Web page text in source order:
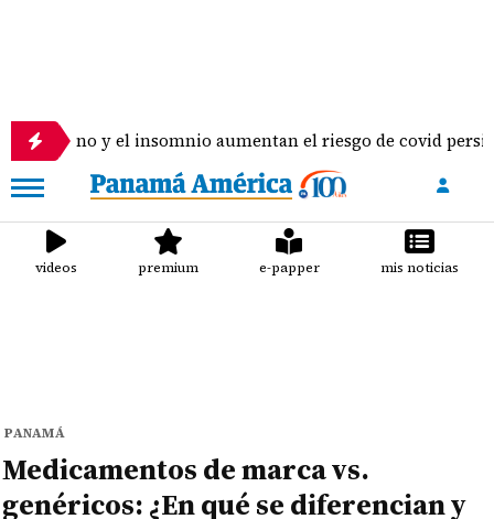
y el insomnio aumentan el riesgo de covid persistente,
videos premium e-papper mis noticias
PANAMÁ
Medicamentos de marca vs.
genéricos: ¿En qué se diferencian y